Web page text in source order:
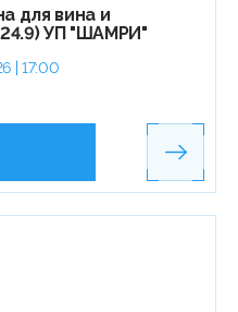
для вина и
УП "ШАМРИ"
| 17:00